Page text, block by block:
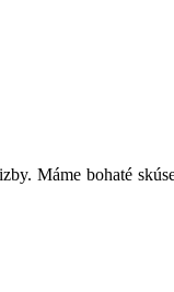
Máme bohaté